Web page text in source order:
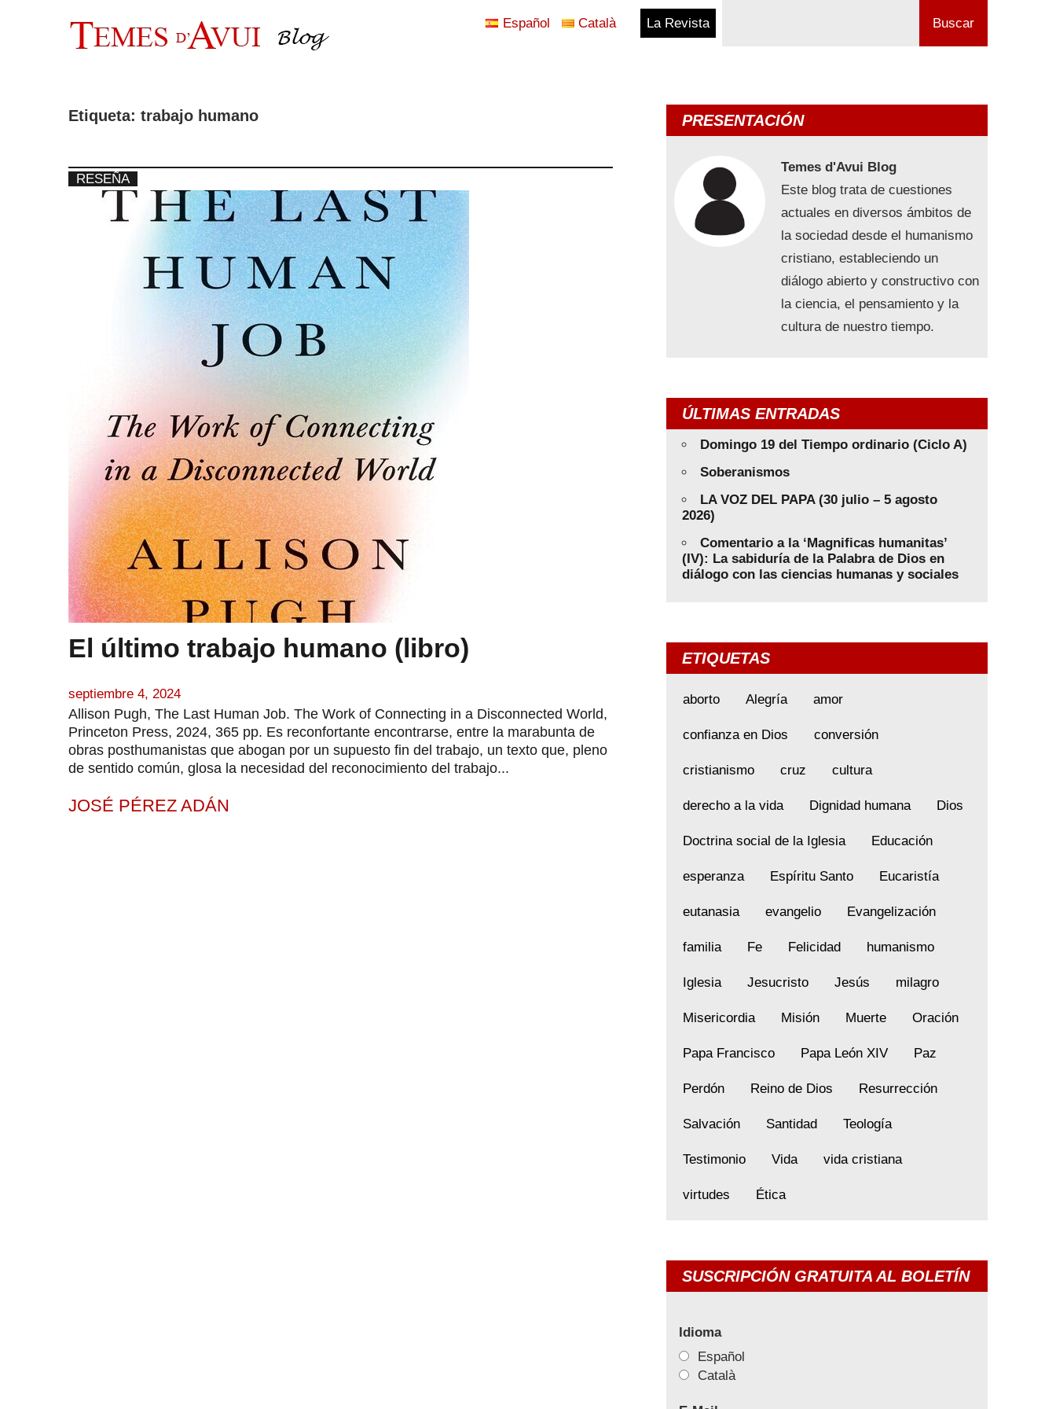
al
Buscar
Español Català La Revista
Etiqueta: trabajo humano
RESEÑA
El último trabajo humano (libro)
septiembre 4, 2024
Allison Pugh, The Last Human Job. The Work of Connecting in a Disconnected World,
Princeton Press, 2024, 365 pp. Es reconfortante encontrarse, entre la marabunta de
obras posthumanistas que abogan por un supuesto fin del trabajo, un texto que, pleno
de sentido común, glosa la necesidad del reconocimiento del trabajo...
JOSÉ PÉREZ ADÁN
PRESENTACIÓN
Temes d'Avui Blog
Este blog trata de cuestiones
actuales en diversos ámbitos de
la sociedad desde el humanismo
cristiano, estableciendo un
diálogo abierto y constructivo con
la ciencia, el pensamiento y la
cultura de nuestro tiempo.
ÚLTIMAS ENTRADAS
Domingo 19 del Tiempo ordinario (Ciclo A)
Soberanismos
LA VOZ DEL PAPA (30 julio – 5 agosto
2026)
Comentario a la ‘Magnificas humanitas’
(IV): La sabiduría de la Palabra de Dios en
diálogo con las ciencias humanas y sociales
ETIQUETAS
aborto Alegría amor
confianza en Dios conversión
cristianismo cruz cultura
derecho a la vida Dignidad humana Dios
Doctrina social de la Iglesia Educación
esperanza Espíritu Santo Eucaristía
eutanasia evangelio Evangelización
familia Fe Felicidad humanismo
Iglesia Jesucristo Jesús milagro
Misericordia Misión Muerte Oración
Papa Francisco Papa León XIV Paz
Perdón Reino de Dios Resurrección
Salvación Santidad Teología
Testimonio Vida vida cristiana
virtudes Ética
SUSCRIPCIÓN GRATUITA AL BOLETÍN
Idioma
Español
Català